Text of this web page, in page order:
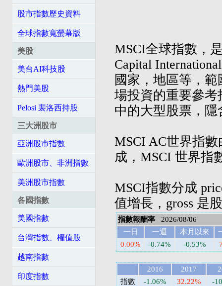
股市指數歷史資料
全球指數寬螢幕版
美股
美台AI科技股
熱門美股
Pelosi 裴洛西持股
三大洲股市
亞洲股市指數
歐洲股市、非洲指數
美洲股市指數
各國指數
美國指數
台灣指數、權值股
越南指數
印度指數
MSCI全球指數，
Capital
國家，地區等，
場投資的重要參
中的大型股票，
MSCI AC世界指
成，MSCI 世界指
MSCI指數分成
值增長，gross 是
指數報酬率 2026/08/06
一日
一週 本月以來
0.00%
-0.74% -0.53%
2016 2017
指數
-1.06% 32.22% -